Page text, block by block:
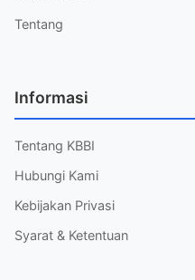
Tentang
Informasi
Tentang KBBI
Hubungi Kami
Kebijakan Privasi
Syarat & Ketentuan